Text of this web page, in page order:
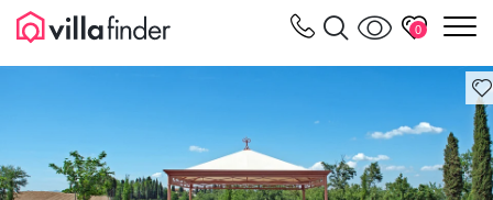
0
Cookies beheer paneel